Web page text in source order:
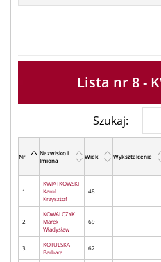
Lista nr 8 -
Szukaj:
Nr
Nazwisko i
Imiona
Wiek Wykształcenie
1
KWIATKOWSKI
Karol
Krzysztof
48
2
KOWALCZYK
Marek
Władysław
69
3
KOTULSKA
Barbara
62